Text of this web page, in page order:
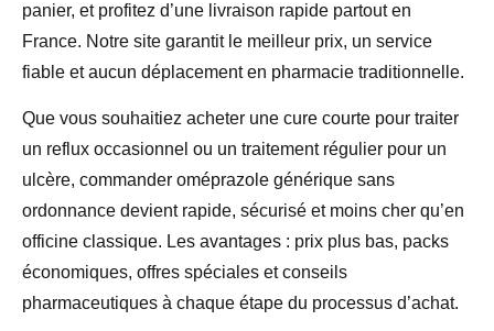
panier, et profitez d’une livraison rapide partout en
France. Notre site garantit le meilleur prix, un service
fiable et aucun déplacement en pharmacie traditionnelle.
Que vous souhaitiez acheter une cure courte pour traiter
un reflux occasionnel ou un traitement régulier pour un
ulcère, commander oméprazole générique sans
ordonnance devient rapide, sécurisé et moins cher qu’en
officine classique. Les avantages : prix plus bas, packs
économiques, offres spéciales et conseils
pharmaceutiques à chaque étape du processus d’achat.